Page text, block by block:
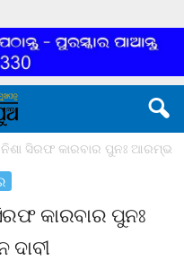
ସିରଫ କାରବାର ପୁନଃ ଆରମ୍ଭ
କାରବାର ପୁନଃ